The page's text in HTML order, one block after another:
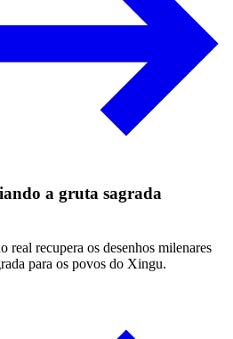
a gruta sagrada
real recupera os desenhos milenares
para os povos do Xingu.